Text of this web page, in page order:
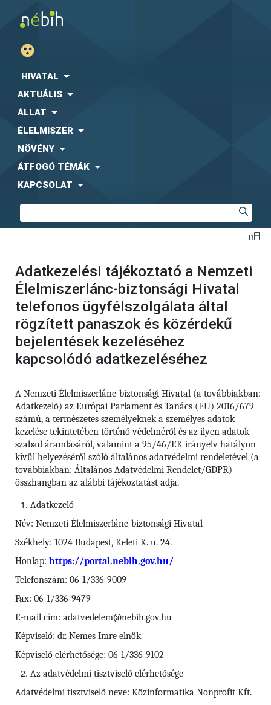
HIVATAL
AKTUÁLIS
ÁLLAT
ÉLELMISZER
NÖVÉNY
ÁTFOGÓ TÉMÁK
KAPCSOLAT
Adatkezelési tájékoztató a Nemzeti
Élelmiszerlánc-biztonsági Hivatal
telefonos ügyfélszolgálata által
rögzített panaszok és közérdekű
bejelentések kezeléséhez
kapcsolódó adatkezeléséhez
A Nemzeti Élelmiszerlánc-biztonsági Hivatal (a továbbiakban:
Adatkezelő) az Európai Parlament és Tanács (EU) 2016/679
számú, a természetes személyeknek a személyes adatok
kezelése tekintetében történő védelméről és az ilyen adatok
szabad áramlásáról, valamint a 95/46/EK irányelv hatályon
kívül helyezéséről szóló általános adatvédelmi rendeletével (a
továbbiakban: Általános Adatvédelmi Rendelet/GDPR)
összhangban az alábbi tájékoztatást adja.
Adatkezelő
Név: Nemzeti Élelmiszerlánc-biztonsági Hivatal
Székhely: 1024 Budapest, Keleti K. u. 24.
Honlap: https://portal.nebih.gov.hu/
Telefonszám: 06-1/336-9009
Fax: 06-1/336-9479
E-mail cím: adatvedelem@nebih.gov.hu
Képviselő: dr. Nemes Imre elnök
Képviselő elérhetősége: 06-1/336-9102
Az adatvédelmi tisztviselő elérhetősége
Adatvédelmi tisztviselő neve: Közinformatika Nonprofit Kft.